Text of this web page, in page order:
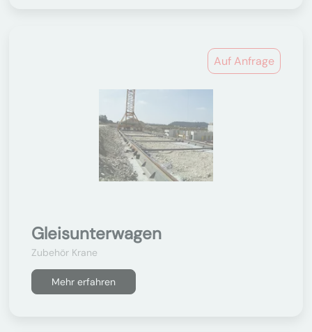
Auf Anfrage
Gleisunterwagen
Zubehör Krane
Mehr erfahren